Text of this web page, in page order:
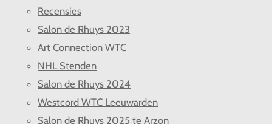
Recensies
Salon de Rhuys 2023
Art Connection WTC
NHL Stenden
Salon de Rhuys 2024
Westcord WTC Leeuwarden
Salon de Rhuys 2025 te Arzon